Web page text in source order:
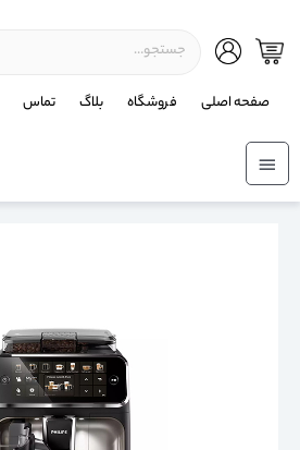
صفحه اصلی فروشگاه بلاگ تماس